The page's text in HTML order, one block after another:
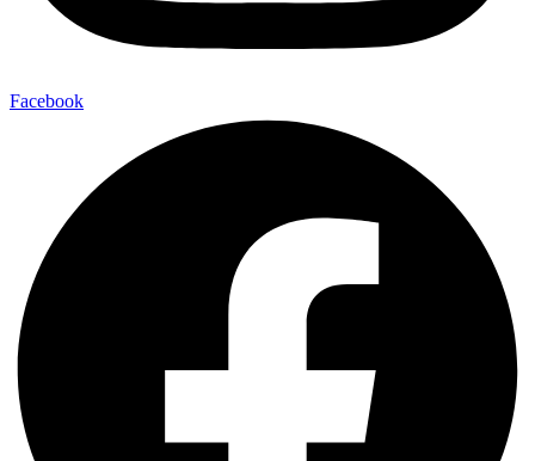
Facebook